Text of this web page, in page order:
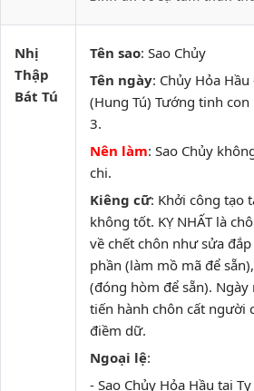
Nhị
Thập
Bát Tú
Tên sao: Sao Chủy
Tên ngày: Chủy Hỏa Hầu
(Hung Tú) Tướng tinh
3.
Nên làm: Sao Chủy
chi.
Kiêng cữ: Khởi công tạo
không tốt. KỴ NHẤT là
về chết chôn như sửa
phần (làm mồ mã để
(đóng hòm để sẵn).
tiến hành chôn cất người
điềm dữ.
Ngoại lệ:
- Sao Chủy Hỏa Hầu tại